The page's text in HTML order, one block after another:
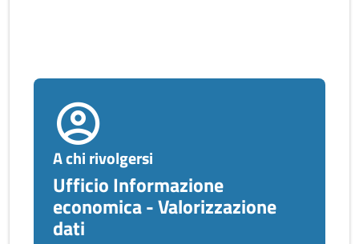
A chi rivolgersi
Ufficio Informazione
economica - Valorizzazione
dati